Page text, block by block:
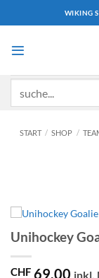
WIKING
START / SHOP /
Unihockey
CHF 69.00 inkl.